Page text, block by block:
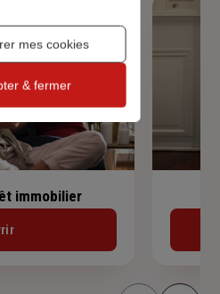
immobilier
mes cookies
& fermer